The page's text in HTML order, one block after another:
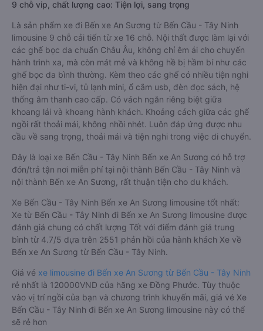
9 chỗ vip, chất lượng cao: Tiện lợi, sang trọng
Là sản phẩm xe đi Bến xe An Sương từ Bến Cầu - Tây Ninh
limousine 9 chỗ cải tiến từ xe 16 chỗ. Nội thất được làm lại với
các ghế bọc da chuẩn Châu Âu, không chỉ êm ái cho chuyến
hành trình xa, mà còn mát mẻ và không hề bị hầm bí như các
ghế bọc da bình thường. Kèm theo các ghế có nhiều tiện nghi
hiện đại như ti-vi, tủ lạnh mini, ổ cắm usb, đèn đọc sách, hệ
thống âm thanh cao cấp. Có vách ngăn riêng biệt giữa
khoang lái và khoang hành khách. Khoảng cách giữa các ghế
ngồi rất thoải mái, không nhồi nhét. Luôn đáp ứng được nhu
cầu về sang trọng, thoải mái và tiện nghi trong việc di chuyển.
Đây là loại xe Bến Cầu - Tây Ninh Bến xe An Sương có hỗ trợ
đón/trả tận nơi miễn phí tại nội thành Bến Cầu - Tây Ninh và
nội thành Bến xe An Sương, rất thuận tiện cho du khách.
Xe Bến Cầu - Tây Ninh Bến xe An Sương limousine tốt nhất:
Xe từ Bến Cầu - Tây Ninh đi Bến xe An Sương limousine được
đánh giá chung có chất lượng Tốt với điểm đánh giá trung
bình từ 4.7/5 dựa trên 2551 phản hồi của hành khách Xe về
Bến xe An Sương từ Bến Cầu - Tây Ninh.
Giá vé xe limousine đi Bến xe An Sương từ Bến Cầu - Tây Ninh
rẻ nhất là 120000VND của hãng xe Đồng Phước. Tùy thuộc
vào vị trí ngồi của bạn và chương trình khuyến mãi, giá vé Xe
Bến Cầu - Tây Ninh đi Bến xe An Sương limousine này có thể
sẽ rẻ hơn